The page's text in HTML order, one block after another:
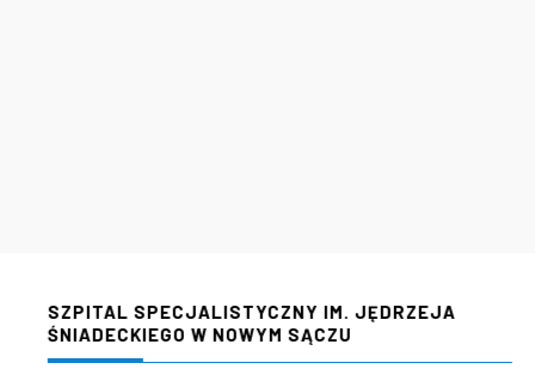
SZPITAL SPECJALISTYCZNY IM. JĘDRZEJA
ŚNIADECKIEGO W NOWYM SĄCZU